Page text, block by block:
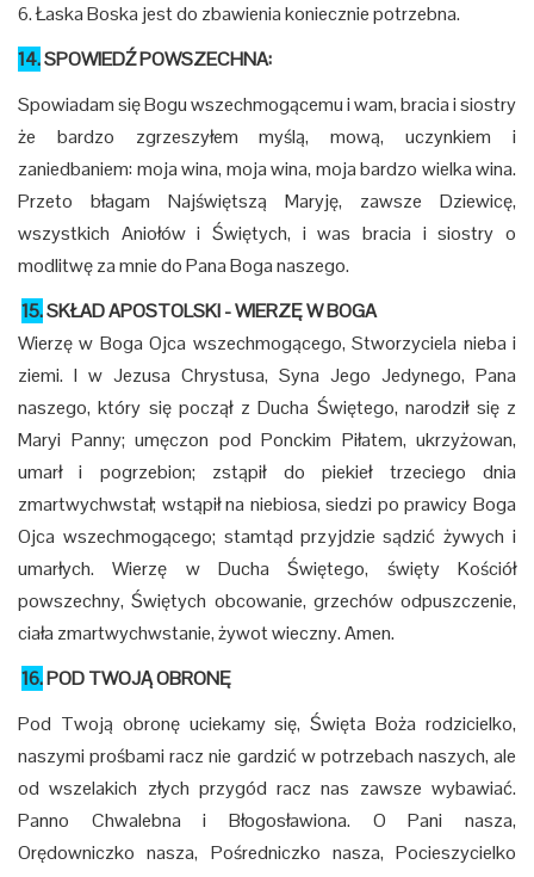
6. Łaska Boska jest do zbawienia koniecznie potrzebna.
14.SPOWIEDŹ POWSZECHNA:
Spowiadam się Bogu wszechmogącemu i wam, bracia i siostry
że bardzo zgrzeszyłem myślą, mową, uczynkiem i
zaniedbaniem: moja wina, moja wina, moja bardzo wielka wina.
Przeto błagam Najświętszą Maryję, zawsze Dziewicę,
wszystkich Aniołów i Świętych, i was bracia i siostry o
modlitwę za mnie do Pana Boga naszego.
15.SKŁAD APOSTOLSKI - WIERZĘ W BOGA
Wierzę w Boga Ojca wszechmogącego, Stworzyciela nieba i
ziemi. I w Jezusa Chrystusa, Syna Jego Jedynego, Pana
naszego, który się począł z Ducha Świętego, narodził się z
Maryi Panny; umęczon pod Ponckim Piłatem, ukrzyżowan,
umarł i pogrzebion; zstąpił do piekieł trzeciego dnia
zmartwychwstał; wstąpił na niebiosa, siedzi po prawicy Boga
Ojca wszechmogącego; stamtąd przyjdzie sądzić żywych i
umarłych. Wierzę w Ducha Świętego, święty Kościół
powszechny, Świętych obcowanie, grzechów odpuszczenie,
ciała zmartwychwstanie, żywot wieczny. Amen.
16.POD TWOJĄ OBRONĘ
Pod Twoją obronę uciekamy się, Święta Boża rodzicielko,
naszymi prośbami racz nie gardzić w potrzebach naszych, ale
od wszelakich złych przygód racz nas zawsze wybawiać.
Panno Chwalebna i Błogosławiona. O Pani nasza,
Orędowniczko nasza, Pośredniczko nasza, Pocieszycielko